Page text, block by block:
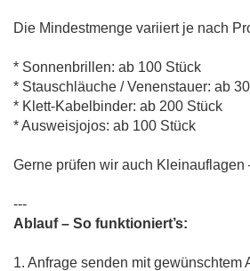
Die Mindestmenge variiert je nach
* Sonnenbrillen: ab 100 Stück
* Stauschläuche / Venenstauer: ab
* Klett-Kabelbinder: ab 200 Stück
* Ausweisjojos: ab 100 Stück
Gerne prüfen wir auch Kleinauflagen
---
Ablauf – So funktioniert’s:
1. Anfrage senden mit gewünschtem